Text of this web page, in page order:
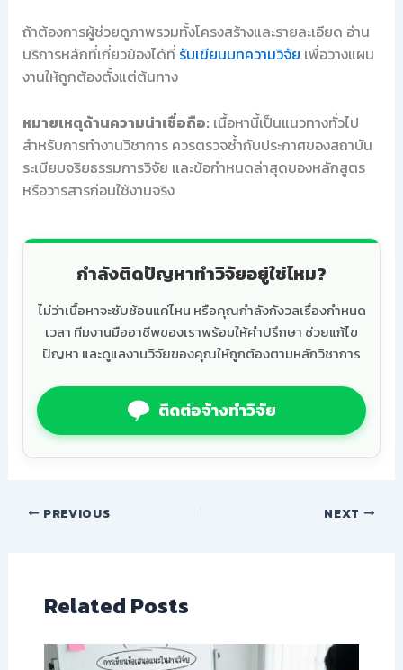
ถ้าต้องการผู้ช่วยดูภาพรวมทั้งโครงสร้างและรายละเอียด อ่าน
บริการหลักที่เกี่ยวข้องได้ที่ รับเขียนบทความวิจัย เพื่อวางแผน
งานให้ถูกต้องตั้งแต่ต้นทาง
หมายเหตุด้านความน่าเชื่อถือ: เนื้อหานี้เป็นแนวทางทั่วไป
สำหรับการทำงานวิชาการ ควรตรวจซ้ำกับประกาศของสถาบัน
ระเบียบจริยธรรมการวิจัย และข้อกำหนดล่าสุดของหลักสูตร
หรือวารสารก่อนใช้งานจริง
กำลังติดปัญหาทำวิจัยอยู่ใช่ไหม?
ไม่ว่าเนื้อหาจะซับซ้อนแค่ไหน หรือคุณกำลังกังวลเรื่องกำหนด
เวลา ทีมงานมืออาชีพของเราพร้อมให้คำปรึกษา ช่วยแก้ไข
ปัญหา และดูแลงานวิจัยของคุณให้ถูกต้องตามหลักวิชาการ
ติดต่อจ้างทำวิจัย
PREVIOUS NEXT
Related Posts